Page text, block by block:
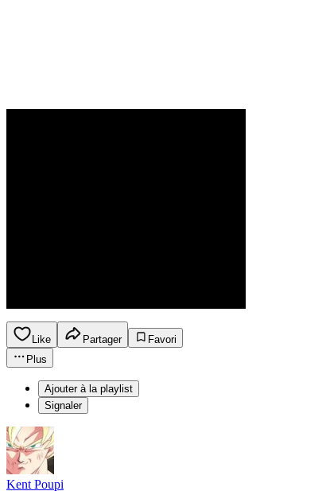
Like Partager
Favori
Plus
Ajouter à la playlist
Signaler
Kent Poupi